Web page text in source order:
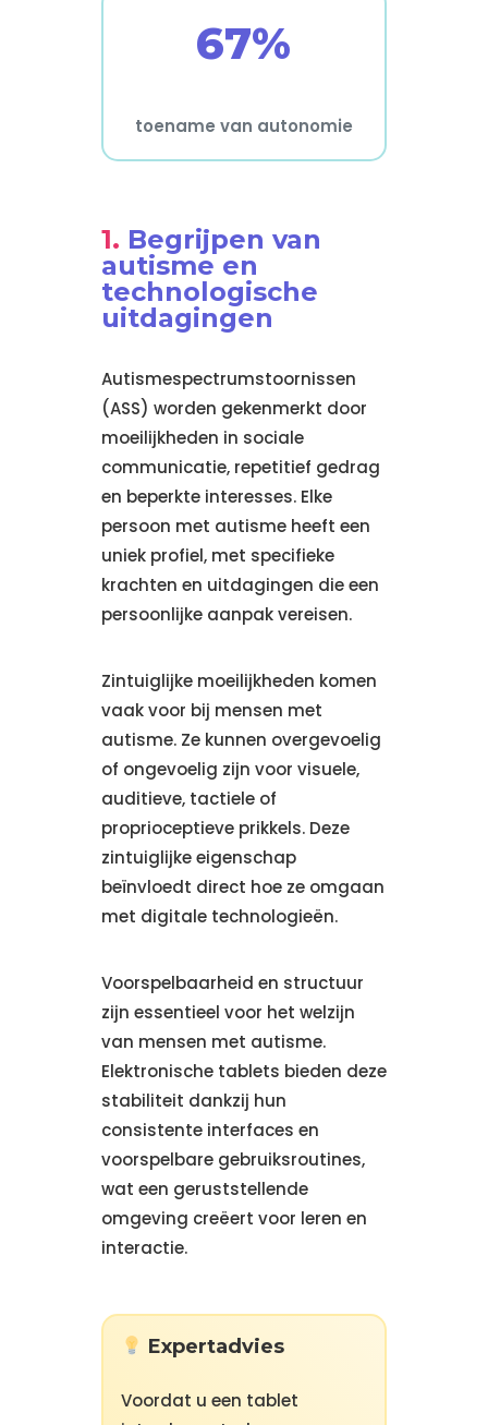
67%
toename van autonomie
Begrijpen van
autisme en
technologische
uitdagingen
Autismespectrumstoornissen
(ASS) worden gekenmerkt door
moeilijkheden in sociale
communicatie, repetitief gedrag
en beperkte interesses. Elke
persoon met autisme heeft een
uniek profiel, met specifieke
krachten en uitdagingen die een
persoonlijke aanpak vereisen.
Zintuiglijke moeilijkheden komen
vaak voor bij mensen met
autisme. Ze kunnen overgevoelig
of ongevoelig zijn voor visuele,
auditieve, tactiele of
proprioceptieve prikkels. Deze
zintuiglijke eigenschap
beïnvloedt direct hoe ze omgaan
met digitale technologieën.
Voorspelbaarheid en structuur
zijn essentieel voor het welzijn
van mensen met autisme.
Elektronische tablets bieden deze
stabiliteit dankzij hun
consistente interfaces en
voorspelbare gebruiksroutines,
wat een geruststellende
omgeving creëert voor leren en
interactie.
Expertadvies
Voordat u een tablet